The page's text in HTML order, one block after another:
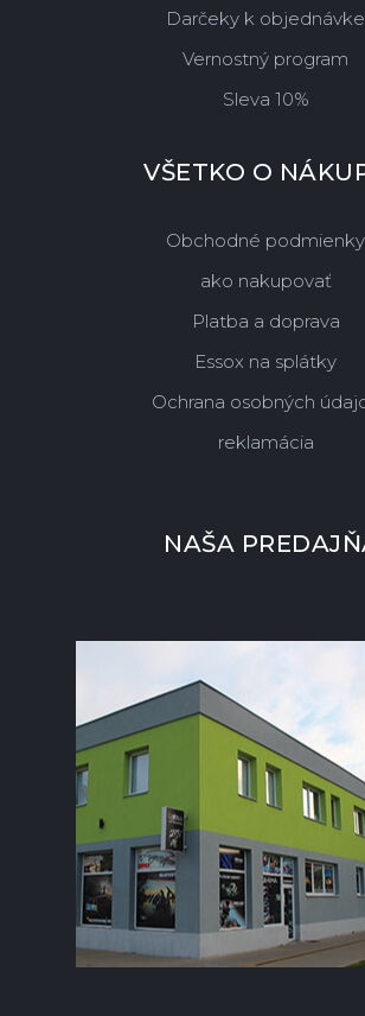
Darčeky k objednávke
Vernostný program
Sleva 10%
VŠETKO O
Obchodné podmienky
ako nakupovať
Platba a doprava
Essox na splátky
Ochrana osobných
reklamácia
NAŠA